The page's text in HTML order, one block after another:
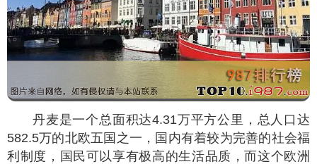
丹麦是一个总面积达4.31万平方公里，总人口达
582.5万的北欧五国之一，国内有着较为完善的社会福
利制度，国民可以享有极高的生活品质，而这个欧洲